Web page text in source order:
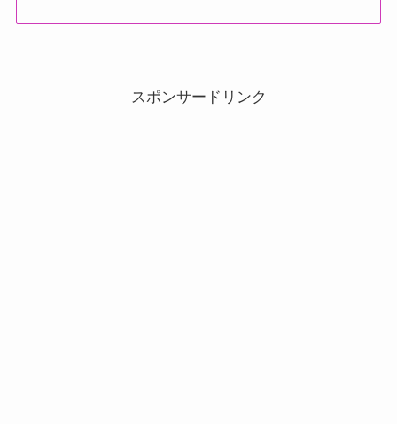
スポンサードリンク